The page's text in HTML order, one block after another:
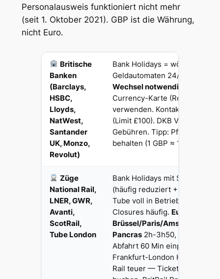
Personalausweis funktioniert nicht mehr
(seit 1. Oktober 2021). GBP ist die Währung,
nicht Euro.
Britische
Banken
(Barclays,
HSBC,
Lloyds,
NatWest,
Santander
UK, Monzo,
Revolut)
Bank Holidays = wörtlich:
Geldautomaten 24/7
Wechsel notwendig
Currency-Karte (Revolut,
verwenden. Kontaktlos sehr
(Limit £100). DKB Visa und
Gebühren. Tipp: Pfund-
behalten (1 GBP ≈ 1,18 EUR
Züge
National Rail,
LNER, GWR,
Avanti,
ScotRail,
Tube London
Bank Holidays mit
(häufig reduziert +
Tube voll in Betrieb,
Closures häufig. Eurostar
Brüssel/Paris/Amsterdam-
Pancras2h-3h50, Reisepass-
Abfahrt 60 Min einplanen.
Frankfurt-London Heathrow
Rail teuer — Tickets 6